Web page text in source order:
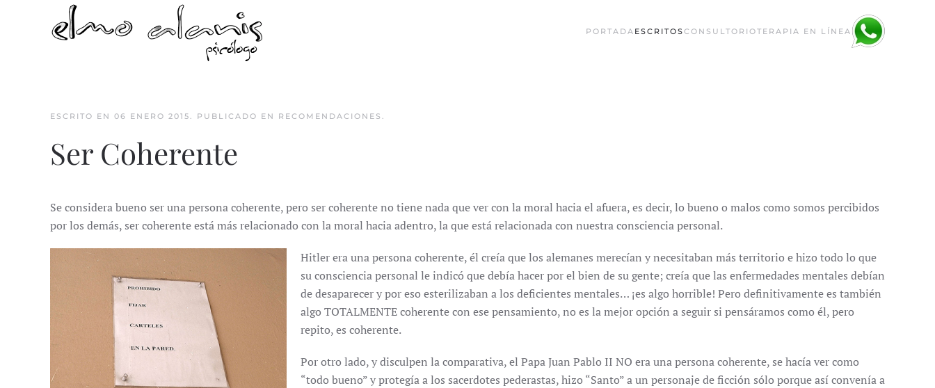
Skip to main content PORTADA ESCRITOSCONSULTORIOTERAPIA EN LÍNEA
ESCRITO EN 06 ENERO 2015. PUBLICADO EN RECOMENDACIONES .
Ser Coherente
Se considera bueno ser una persona coherente, pero ser coherente no tiene nada que ver con la moral hacia el afuera, es decir, lo bueno o malos como somos percibidos
por los demás, ser coherente está más relacionado con la moral hacia adentro, la que está relacionada con nuestra consciencia personal.
Hitler era una persona coherente, él creía que los alemanes merecían y necesitaban más territorio e hizo todo lo que
su consciencia personal le indicó que debía hacer por el bien de su gente; creía que las enfermedades mentales debían
de desaparecer y por eso esterilizaban a los deficientes mentales… ¡es algo horrible! Pero definitivamente es también
algo TOTALMENTE coherente con ese pensamiento, no es la mejor opción a seguir si pensáramos como él, pero
repito, es coherente.
Por otro lado, y disculpen la comparativa, el Papa Juan Pablo II NO era una persona coherente, se hacía ver como
“todo bueno” y protegía a los sacerdotes pederastas, hizo “Santo” a un personaje de ficción sólo porque así convenía a